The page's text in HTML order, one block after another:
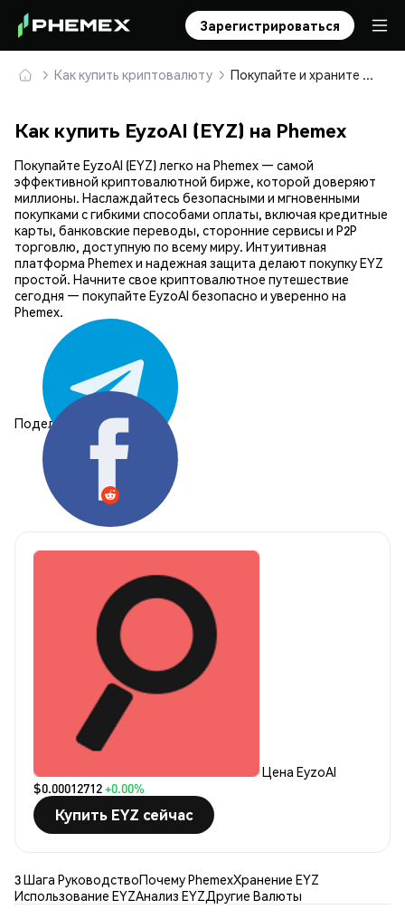
Зарегистрироваться
Как купить криптовалюту Покупайте и храните EyzoAI (EYZ) безопасно
Как купить EyzoAI (EYZ) на Phemex
Покупайте EyzoAI (EYZ) легко на Phemex — самой
эффективной криптовалютной бирже, которой доверяют
миллионы. Наслаждайтесь безопасными и мгновенными
покупками с гибкими способами оплаты, включая кредитные
карты, банковские переводы, сторонние сервисы и P2P
торговлю, доступную по всему миру. Интуитивная
платформа Phemex и надежная защита делают покупку EYZ
простой. Начните свое криптовалютное путешествие
сегодня — покупайте EyzoAI безопасно и уверенно на
Phemex.
Поделиться:
Цена EyzoAI
$0.00012712+0.00%
Купить EYZ сейчас
3 Шага РуководствоПочему PhemexХранение EYZ
Использование EYZАнализ EYZДругие Валюты